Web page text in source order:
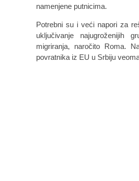
namenjene putnicima.
Potrebni su i veći napori za
uključivanje najugroženijih
migriranja, naročito Roma.
povratnika iz EU u Srbiju